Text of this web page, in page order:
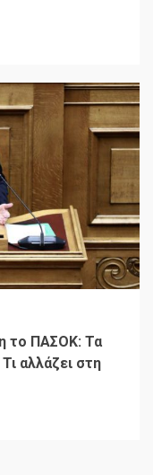
το ΠΑΣΟΚ: Τα
αλλάζει στη